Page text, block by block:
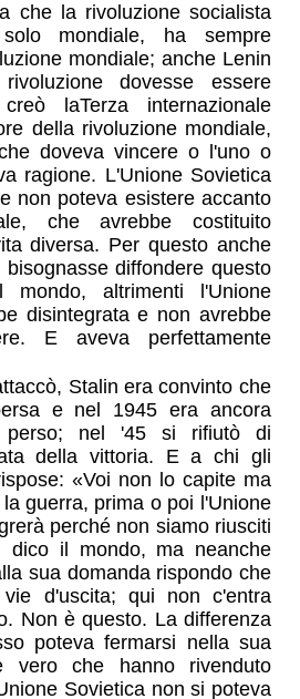
che la rivoluzione socialista
mondiale, ha sempre
mondiale; anche Lenin
dovesse essere
laTerza internazionale
della rivoluzione mondiale,
doveva vincere o l'uno o
ragione. L'Unione Sovietica
non poteva esistere accanto
che avrebbe costituito
diversa. Per questo anche
diffondere questo
altrimenti l'Unione
disintegrata e non avrebbe
E aveva perfettamente
Stalin era convinto che
e nel 1945 era ancora
perso; nel '45 si rifiutò di
della vittoria. E a chi gli
«Voi non lo capite ma
guerra, prima o poi l'Unione
perché non siamo riusciti
dico il mondo, ma neanche
sua domanda rispondo che
d'uscita; qui non c'entra
Non è questo. La differenza
poteva fermarsi nella sua
vero che hanno rivenduto
Sovietica non si poteva